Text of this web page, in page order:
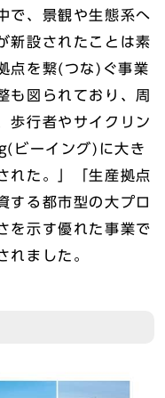
で、景観や生態系へ
新設されたことは素
点を繋(つな)ぐ事業
も図られており、周
歩行者やサイクリン
ーイング)に大き
れた。」「生産拠点
する都市型の大プロ
を示す優れた事業で
れました。